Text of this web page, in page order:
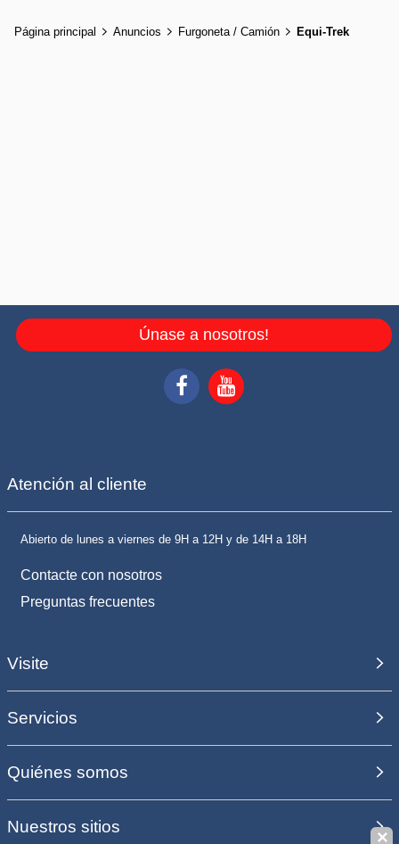
Página principal Anuncios Furgoneta / Camión Equi-Trek
Únase a nosotros!
Atención al cliente
Abierto de lunes a viernes de 9H a 12H y de 14H a 18H
Contacte con nosotros
Preguntas frecuentes
Visite
Servicios
Quiénes somos
Nuestros sitios
✕